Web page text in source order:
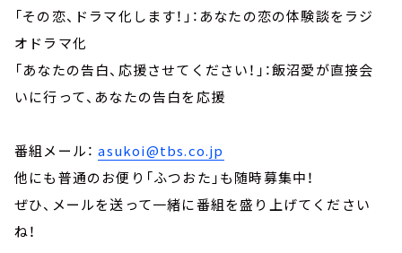
「その恋、ドラマ化します！」：あなたの恋の体験談をラジ
オドラマ化
「あなたの告白、応援させてください！」：飯沼愛が直接会
いに行って、あなたの告白を応援
番組メール：asukoi@tbs.co.jp
他にも普通のお便り「ふつおた」も随時募集中！
ぜひ、メールを送って一緒に番組を盛り上げてください
ね！